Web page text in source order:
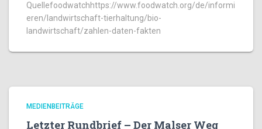
Quellefoodwatchhttps://www.foodwatch.org/de/informi
eren/landwirtschaft-tierhaltung/bio-
landwirtschaft/zahlen-daten-fakten
MEDIENBEITRÄGE
Letzter Rundbrief – Der Malser Weg